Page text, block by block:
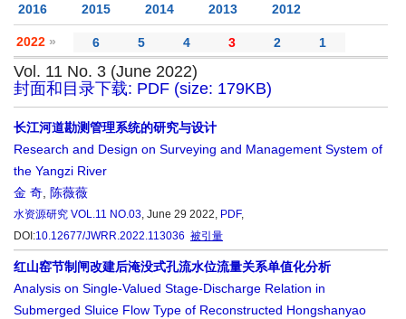
2016
2015 2014 2013 2012
2022 » 6 5 4 3 2 1
Vol. 11 No. 3 (June 2022)
封面和目录下载: PDF (size: 179KB)
长江河道勘测管理系统的研究与设计
Research and Design on Surveying and Management System of
the Yangzi River
金 奇
陈薇薇
水资源研究 VOL.11 NO.03, June 29 2022, PDF,
DOI:10.12677/JWRR.2022.113036 被引量
红山窑节制闸改建后淹没式孔流水位流量关系单值化分析
Analysis on Single-Valued Stage-Discharge Relation in
Submerged Sluice Flow Type of Reconstructed Hongshanyao